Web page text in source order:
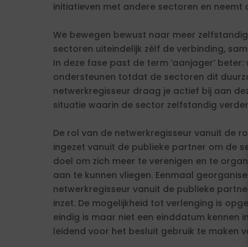
initiatieven met andere sectoren en
We bewegen bewust naar meer
sectoren uiteindelijk zélf de verbinding,
In deze fase past de term ‘aanjager’
ondersteunen totdat de sectoren dit
netwerkregisseur draag je actief bij aan
situatie waarin de sector zelfstandig
De rol van de netwerkregisseur vanuit de
ingezet vanuit de publieke partner om de
doel om zich meer te verenigen en te
aan te kunnen vliegen. Eenmaal
netwerkregisseur vanuit de publieke
inzet. De mogelijkheid tot verlenging is
eindig is maar niet een einddatum kennen
leidend voor het besluit gebruik te maken